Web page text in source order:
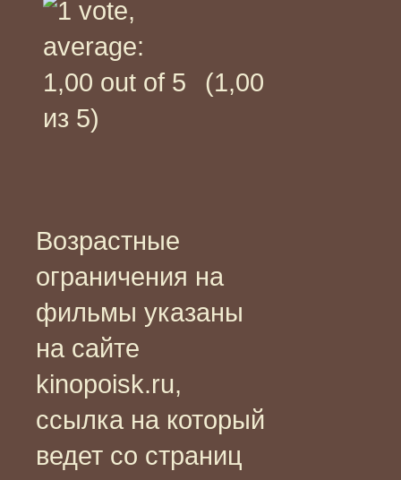
(1,00
из 5)
Возрастные
ограничения на
фильмы указаны
на сайте
kinopoisk.ru,
ссылка на который
ведет со страниц